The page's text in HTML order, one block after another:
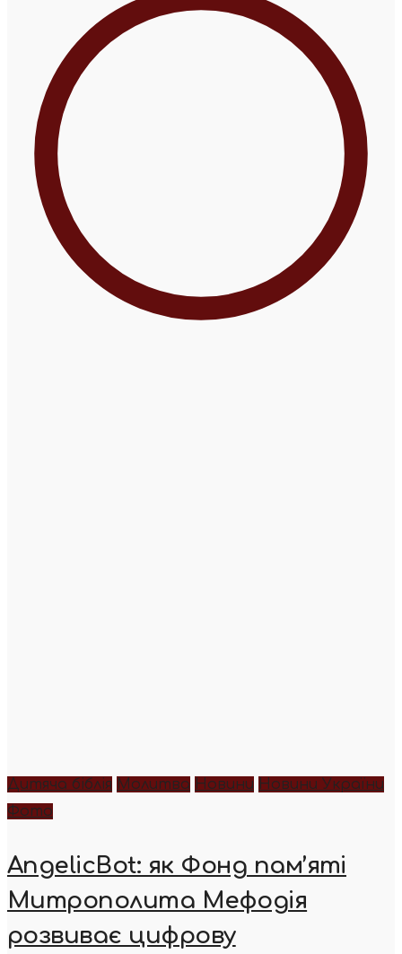
Дитяча біблія Молитва Новини Новини України
Фото
AngelicBot: як Фонд пам’яті
Митрополита Мефодія
розвиває цифрову